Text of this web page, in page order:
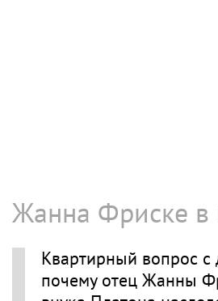
Жанна Фриске в
Квартирный вопрос
почему отец Жанны